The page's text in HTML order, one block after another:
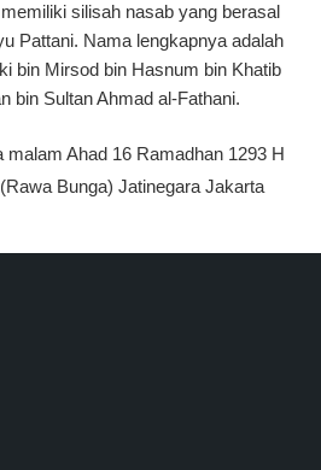
silisah nasab yang berasal
Pattani. Nama lengkapnya adalah
bin Mirsod bin Hasnum bin Khatib
bin Sultan Ahmad al-Fathani.
Ahad 16 Ramadhan 1293 H
Bunga) Jatinegara Jakarta